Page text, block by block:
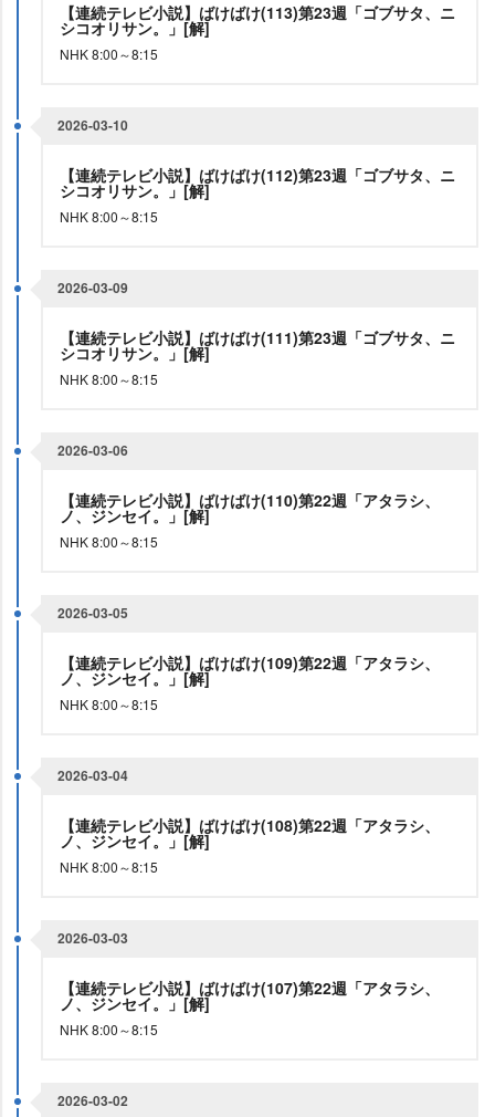
【連続テレビ小説】ばけばけ(113)第23週「ゴブサタ、ニ
シコオリサン。」[解]
NHK 8:00～8:15
2026-03-10
【連続テレビ小説】ばけばけ(112)第23週「ゴブサタ、ニ
シコオリサン。」[解]
NHK 8:00～8:15
2026-03-09
【連続テレビ小説】ばけばけ(111)第23週「ゴブサタ、ニ
シコオリサン。」[解]
NHK 8:00～8:15
2026-03-06
【連続テレビ小説】ばけばけ(110)第22週「アタラシ、
ノ、ジンセイ。」[解]
NHK 8:00～8:15
2026-03-05
【連続テレビ小説】ばけばけ(109)第22週「アタラシ、
ノ、ジンセイ。」[解]
NHK 8:00～8:15
2026-03-04
【連続テレビ小説】ばけばけ(108)第22週「アタラシ、
ノ、ジンセイ。」[解]
NHK 8:00～8:15
2026-03-03
【連続テレビ小説】ばけばけ(107)第22週「アタラシ、
ノ、ジンセイ。」[解]
NHK 8:00～8:15
2026-03-02